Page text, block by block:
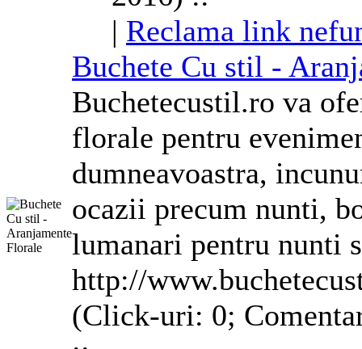
| Reclama link
Buchete Cu stil -
Buchetecustil.ro va
florale pentru
dumneavoastra,
ocazii precum nunti,
lumanari pentru nunti
http://
(Click-uri: 0;